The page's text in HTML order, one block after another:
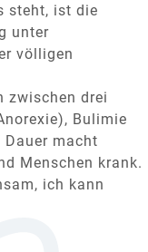
steht, ist die
unter
völligen
zwischen drei
Bulimie
macht
Menschen krank.
ich kann